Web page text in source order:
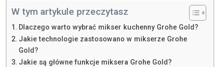
W tym artykule przeczytasz
Dlaczego warto wybrać mikser kuchenny Grohe Gold?
Jakie technologie zastosowano w mikserze Grohe
Gold?
Jakie są główne funkcje miksera Grohe Gold?